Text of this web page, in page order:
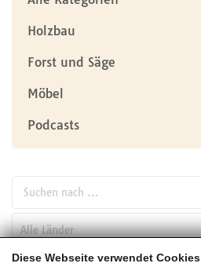
Diese Webseite verwendet Cookies
Holzbau
Forst und Säge
Möbel
Podcasts